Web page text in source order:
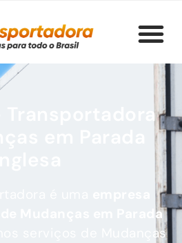
Transportadora
em Parada
é uma
Mudanças
em Parada
serviços de Mudanças